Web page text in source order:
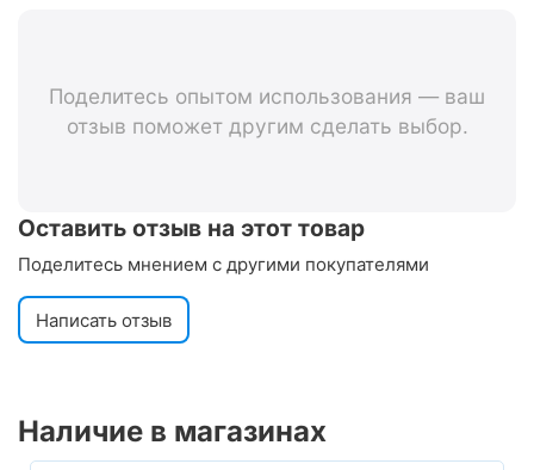
Поделитесь опытом использования — ваш
отзыв поможет другим сделать выбор.
Оставить отзыв на этот товар
Поделитесь мнением с другими покупателями
Написать отзыв
Наличие в магазинах